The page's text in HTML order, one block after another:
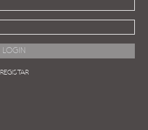
REGISTAR